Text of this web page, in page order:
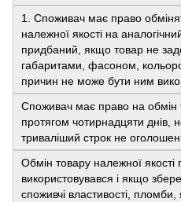
1. Споживач має право
належної якості на
придбаний, якщо товар не
габаритами, фасоном,
причин не може бути ним
Споживач має право на обмін
протягом чотирнадцяти днів,
триваліший строк не
Обмін товару належної
використовувався і якщо
споживчі властивості,